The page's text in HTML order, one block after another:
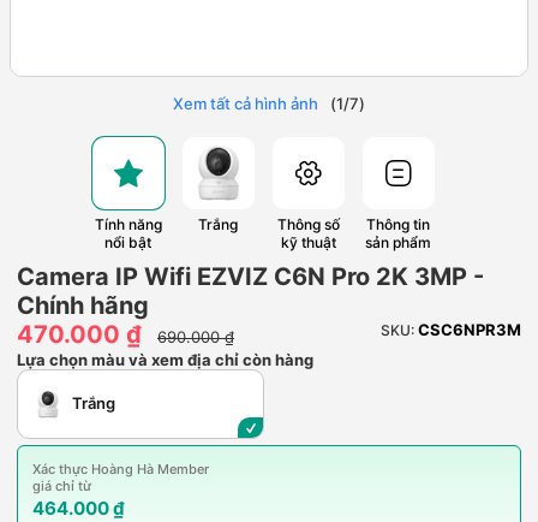
Xem tất cả hình ảnh (1/7)
Tính năng
nổi bật
Trắng
Thông số
kỹ thuật
Thông tin
sản phẩm
Camera IP Wifi EZVIZ C6N Pro 2K 3MP -
Chính hãng
470.000 ₫
690.000 ₫ SKU: CSC6NPR3M
Lựa chọn màu và xem địa chỉ còn hàng
Trắng
Xác thực Hoàng Hà Member
giá chỉ từ
464.000 ₫